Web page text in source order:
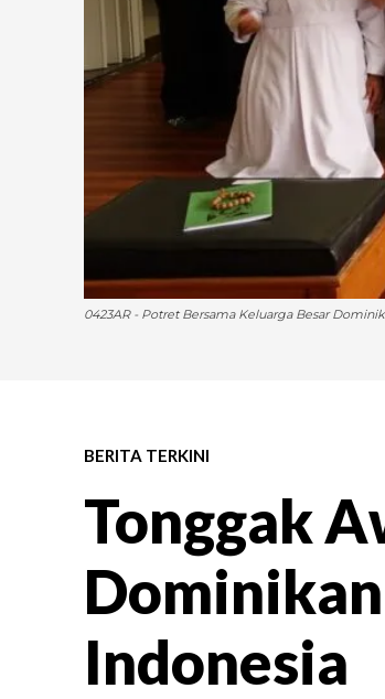
0423AR - Potret Bersama Keluarga Besar
BERITA TERKINI
Tonggak
Indonesia